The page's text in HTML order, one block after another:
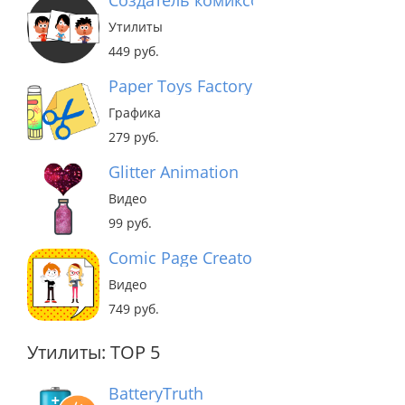
Утилиты
449 руб.
Paper Toys Factory
Графика
279 руб.
Glitter Animation
Видео
99 руб.
Comic Page Creator
Видео
749 руб.
Утилиты: TOP 5
BatteryTruth